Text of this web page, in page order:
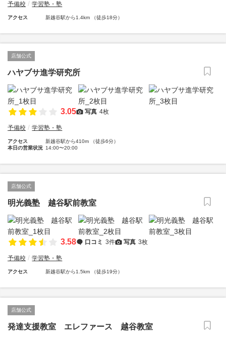
予備校 学習塾・塾
アクセス 新越谷駅から1.4km （徒歩18分）
店舗公式
ハヤブサ進学研究所
3.05 写真 4枚
予備校 学習塾・塾
アクセス
新越谷駅から410m （徒歩6分）
本日の営業状況 14:00〜20:00
店舗公式
明光義塾 越谷駅前教室
3.58 口コミ 3件 写真 3枚
予備校 学習塾・塾
アクセス 新越谷駅から1.5km （徒歩19分）
店舗公式
発達支援教室 エレファース 越谷教室